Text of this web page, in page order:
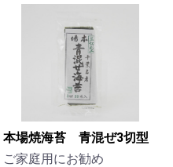
本場焼海苔 青混ぜ3切型
ご家庭用にお勧め